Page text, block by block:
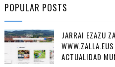
POPULAR POSTS
JARRAI EZAZU
ACTUALIDAD